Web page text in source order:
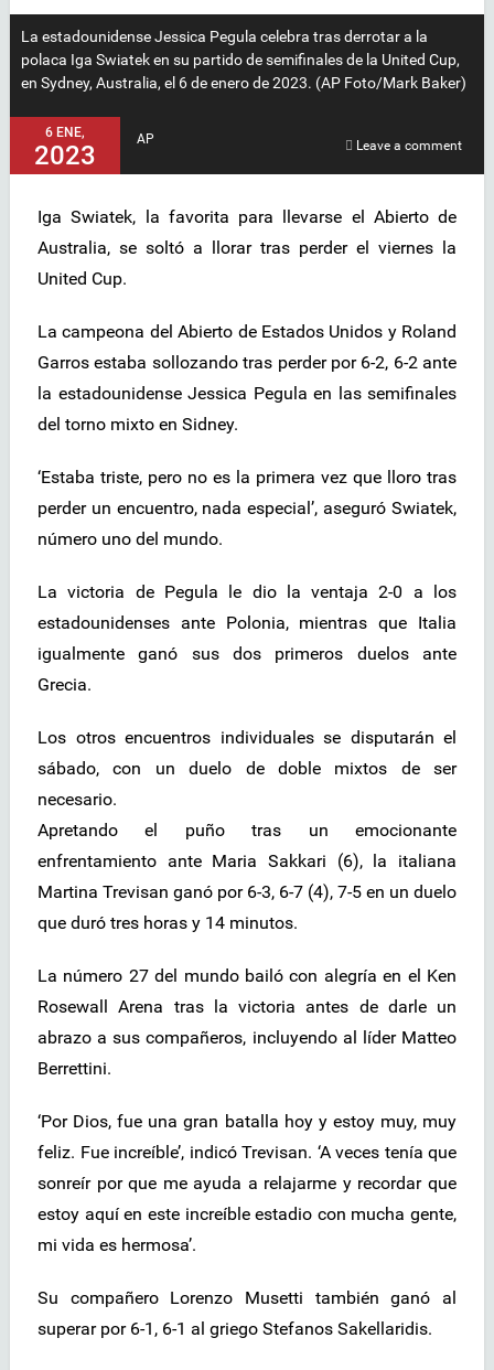
La estadounidense Jessica Pegula celebra tras derrotar a la
polaca Iga Swiatek en su partido de semifinales de la United Cup,
en Sydney, Australia, el 6 de enero de 2023. (AP Foto/Mark Baker)
6 ENE,
2023
AP Leave a comment
Iga Swiatek, la favorita para llevarse el Abierto de
Australia, se soltó a llorar tras perder el viernes la
United Cup.
La campeona del Abierto de Estados Unidos y Roland
Garros estaba sollozando tras perder por 6-2, 6-2 ante
la estadounidense Jessica Pegula en las semifinales
del torno mixto en Sidney.
‘Estaba triste, pero no es la primera vez que lloro tras
perder un encuentro, nada especial’, aseguró Swiatek,
número uno del mundo.
La victoria de Pegula le dio la ventaja 2-0 a los
estadounidenses ante Polonia, mientras que Italia
igualmente ganó sus dos primeros duelos ante
Grecia.
Los otros encuentros individuales se disputarán el
sábado, con un duelo de doble mixtos de ser
necesario.
Apretando el puño tras un emocionante
enfrentamiento ante Maria Sakkari (6), la italiana
Martina Trevisan ganó por 6-3, 6-7 (4), 7-5 en un duelo
que duró tres horas y 14 minutos.
La número 27 del mundo bailó con alegría en el Ken
Rosewall Arena tras la victoria antes de darle un
abrazo a sus compañeros, incluyendo al líder Matteo
Berrettini.
‘Por Dios, fue una gran batalla hoy y estoy muy, muy
feliz. Fue increíble’, indicó Trevisan. ‘A veces tenía que
sonreír por que me ayuda a relajarme y recordar que
estoy aquí en este increíble estadio con mucha gente,
mi vida es hermosa’.
Su compañero Lorenzo Musetti también ganó al
superar por 6-1, 6-1 al griego Stefanos Sakellaridis.